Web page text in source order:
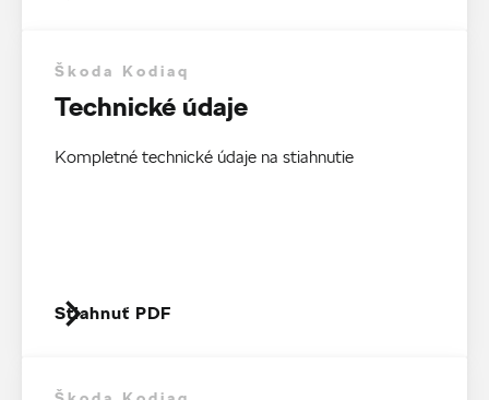
Škoda Kodiaq
Technické údaje
Kompletné technické údaje na stiahnutie
Stiahnuť PDF